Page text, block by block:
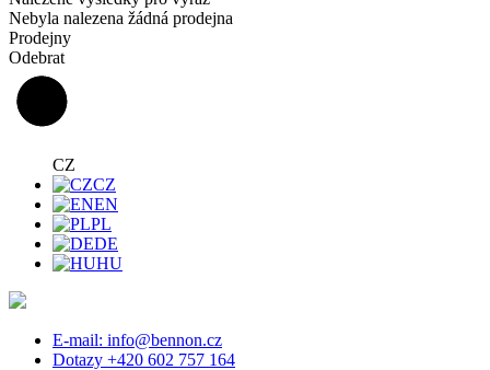
Nebyla nalezena žádná prodejna
Prodejny
Odebrat
CZ
CZ
EN
PL
DE
HU
E-mail: info@bennon.cz
Dotazy +420 602 757 164